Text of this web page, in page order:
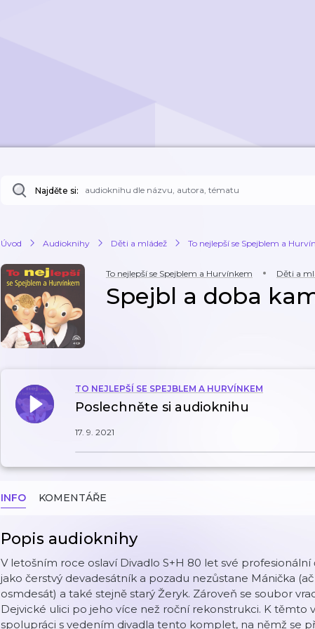
Najděte si:
Úvod Audioknihy Děti a mládež To nejlepší se Spejblem a
To nejlepší se Spejblem a Hurvínkem Děti a
Spejbl a doba
TO NEJLEPŠÍ SE SPEJBLEM A HURVÍNKEM
Poslechněte si audioknihu
17. 9. 2021
INFO KOMENTÁŘE
Popis audioknihy
V letošním roce oslaví Divadlo S+H 80 let své
jako čerstvý devadesátník a pozadu nezůstane Mánička
osmdesát) a také stejně starý Žeryk. Zároveň se soubor
Dejvické ulici po jeho více než roční rekonstrukci. K těmto
spolupráci s vedením divadla tento komplet, na němž se